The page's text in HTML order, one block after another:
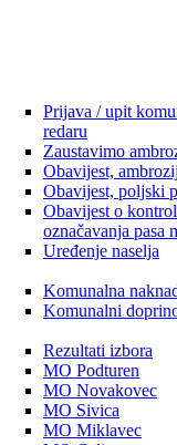
Prijava / upit
redaru
Zaustavimo
Obavijest,
Obavijest, poljski
Obavijest o
označavanja pasa
Uređenje naselja
Komunalna
Komunalni
Rezultati izbora
MO Podturen
MO Novakovec
MO Sivica
MO Miklavec